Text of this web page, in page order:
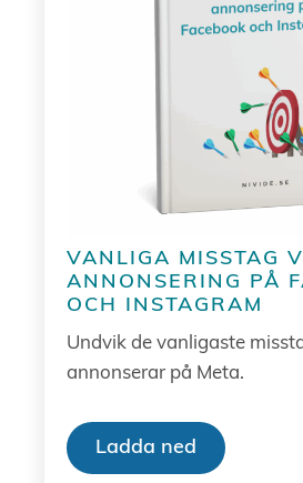
VANLIGA MISSTAG
ANNONSERING PÅ
OCH INSTAGRAM
Undvik de vanligaste
annonserar på Meta.
Ladda ned